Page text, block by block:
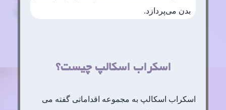
بدن می‌پردازد.
اسکراب اسکالپ چیست؟
اسکراب اسکالپ به مجموعه اقداماتی گفته می